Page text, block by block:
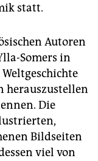
statt.
Autoren
Somers in
herauszustellen
Die
Bildseiten
viel von